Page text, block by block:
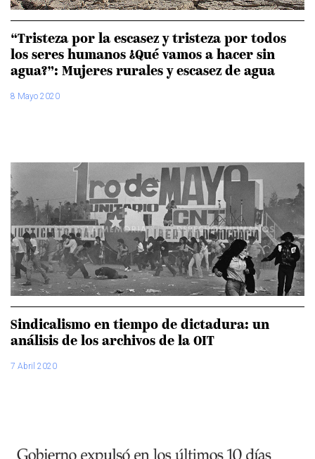
“Tristeza por la escasez y tristeza por todos
los seres humanos ¿Qué vamos a hacer sin
agua?”: Mujeres rurales y escasez de agua
8 Mayo 2020
Sindicalismo en tiempo de dictadura: un
análisis de los archivos de la OIT
7 Abril 2020